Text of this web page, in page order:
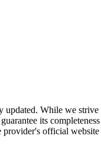
updated. While we strive
its completeness
provider's official website